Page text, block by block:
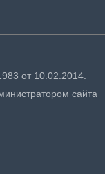
от 10.02.2014.
сайта